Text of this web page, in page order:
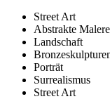
Street Art
Abstrakte
Landschaft
Porträt
Surrealismus
Street Art